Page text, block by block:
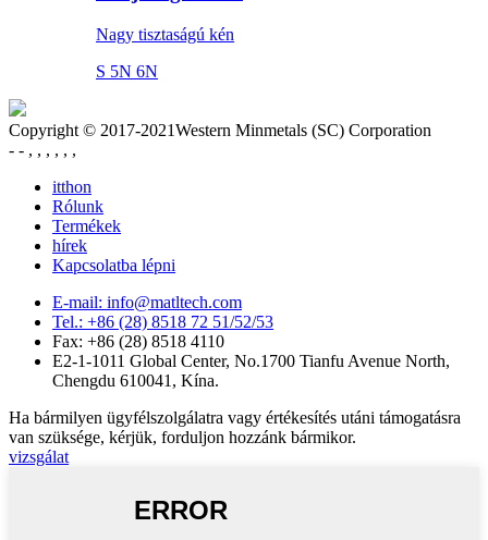
Nagy tisztaságú kén
S 5N 6N
Copyright © 2017-2021Western Minmetals (SC) Corporation
- - , , , , , ,
itthon
Rólunk
Termékek
hírek
Kapcsolatba lépni
E-mail: info@matltech.com
Tel.: +86 (28) 8518 72 51/52/53
Fax: +86 (28) 8518 4110
E2-1-1011 Global Center, No.1700 Tianfu Avenue North,
Chengdu 610041, Kína.
Ha bármilyen ügyfélszolgálatra vagy értékesítés utáni támogatásra
van szüksége, kérjük, forduljon hozzánk bármikor.
vizsgálat